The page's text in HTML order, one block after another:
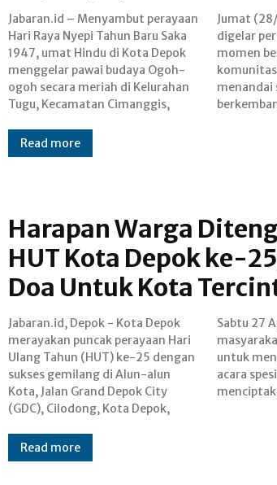
Jabaran.id – Menyambut perayaan
Hari Raya Nyepi Tahun Baru Saka
1947, umat Hindu di Kota Depok
menggelar pawai budaya Ogoh-
ogoh secara meriah di Kelurahan
Tugu, Kecamatan Cimanggis,
Jumat (28/03/25). Acara yang
digelar perdana ini menjadi
momen bersejarah bagi
komunitas Hindu Depok,
menandai semakin
Read more
Harapan Warga
HUT Kota Depok ke-
Doa Untuk Kota
Jabaran.id, Depok - Kota Depok
merayakan puncak perayaan Hari
Ulang Tahun (HUT) ke-25 dengan
sukses gemilang di Alun-alun
Kota, Jalan Grand Depok City
(GDC), Cilodong, Kota Depok,
Sabtu 27 April 2014. Ribuan
masyarakat membanjiri lokasi
untuk menyaksikan rangkaian
acara spesial tersebut,
Read more